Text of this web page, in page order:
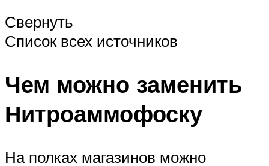
Свернуть
Список всех источников
Чем можно заменить
Нитроаммофоску
На полках магазинов можно